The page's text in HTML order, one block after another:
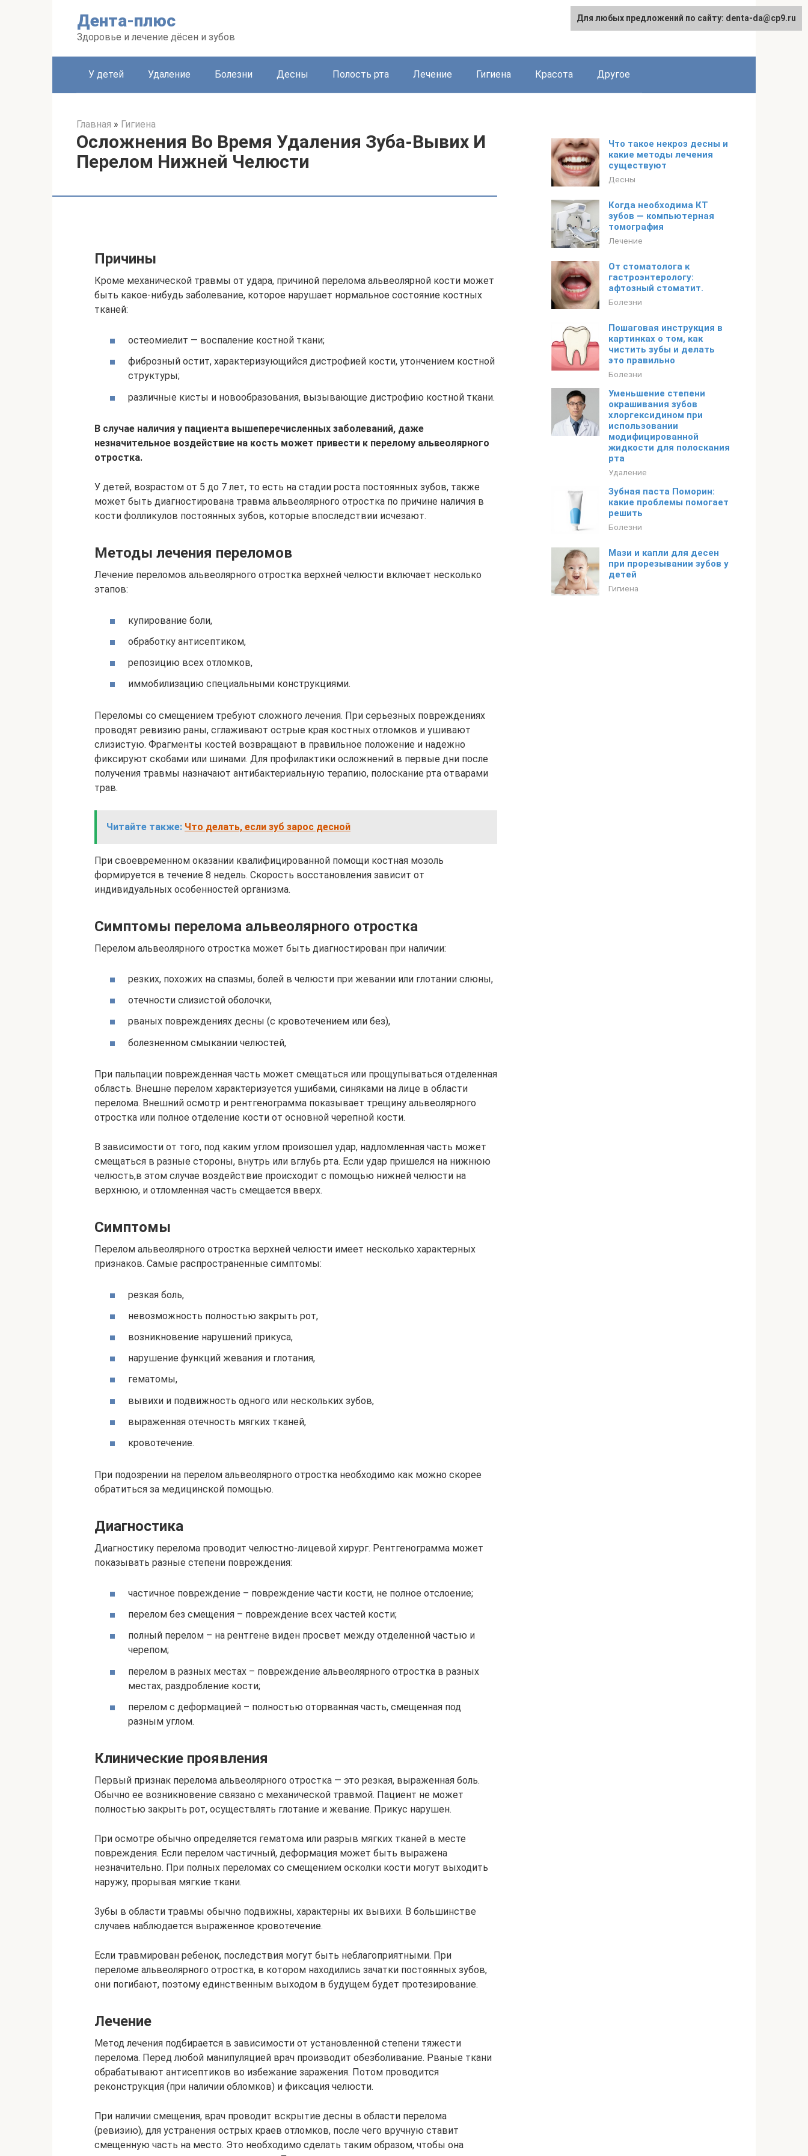
Дента-плюс
Здоровье и лечение дёсен и зубов
У детей Удаление Болезни Десны Полость рта Лечение Гигиена Красота Другое
Главная » Гигиена
Осложнения Во Время Удаления Зуба-Вывих И
Перелом Нижней Челюсти
Причины
Кроме механической травмы от удара, причиной перелома альвеолярной кости может
быть какое-нибудь заболевание, которое нарушает нормальное состояние костных
тканей:
остеомиелит — воспаление костной ткани;
фиброзный остит, характеризующийся дистрофией кости, утончением костной
структуры;
различные кисты и новообразования, вызывающие дистрофию костной ткани.
В случае наличия у пациента вышеперечисленных заболеваний, даже
незначительное воздействие на кость может привести к перелому альвеолярного
отростка.
У детей, возрастом от 5 до 7 лет, то есть на стадии роста постоянных зубов, также
может быть диагностирована травма альвеолярного отростка по причине наличия в
кости фолликулов постоянных зубов, которые впоследствии исчезают.
Методы лечения переломов
Лечение переломов альвеолярного отростка верхней челюсти включает несколько
этапов:
купирование боли,
обработку антисептиком,
репозицию всех отломков,
иммобилизацию специальными конструкциями.
Переломы со смещением требуют сложного лечения. При серьезных повреждениях
проводят ревизию раны, сглаживают острые края костных отломков и ушивают
слизистую. Фрагменты костей возвращают в правильное положение и надежно
фиксируют скобами или шинами. Для профилактики осложнений в первые дни после
получения травмы назначают антибактериальную терапию, полоскание рта отварами
трав.
Читайте также: Что делать, если зуб зарос десной
При своевременном оказании квалифицированной помощи костная мозоль
формируется в течение 8 недель. Скорость восстановления зависит от
индивидуальных особенностей организма.
Симптомы перелома альвеолярного отростка
Перелом альвеолярного отростка может быть диагностирован при наличии:
резких, похожих на спазмы, болей в челюсти при жевании или глотании слюны,
отечности слизистой оболочки,
рваных повреждениях десны (с кровотечением или без),
болезненном смыкании челюстей,
При пальпации поврежденная часть может смещаться или прощупываться отделенная
область. Внешне перелом характеризуется ушибами, синяками на лице в области
перелома. Внешний осмотр и рентгенограмма показывает трещину альвеолярного
отростка или полное отделение кости от основной черепной кости.
В зависимости от того, под каким углом произошел удар, надломленная часть может
смещаться в разные стороны, внутрь или вглубь рта. Если удар пришелся на нижнюю
челюсть,в этом случае воздействие происходит с помощью нижней челюсти на
верхнюю, и отломленная часть смещается вверх.
Симптомы
Перелом альвеолярного отростка верхней челюсти имеет несколько характерных
признаков. Самые распространенные симптомы:
резкая боль,
невозможность полностью закрыть рот,
возникновение нарушений прикуса,
нарушение функций жевания и глотания,
гематомы,
вывихи и подвижность одного или нескольких зубов,
выраженная отечность мягких тканей,
кровотечение.
При подозрении на перелом альвеолярного отростка необходимо как можно скорее
обратиться за медицинской помощью.
Диагностика
Диагностику перелома проводит челюстно-лицевой хирург. Рентгенограмма может
показывать разные степени повреждения:
частичное повреждение – повреждение части кости, не полное отслоение;
перелом без смещения – повреждение всех частей кости;
полный перелом – на рентгене виден просвет между отделенной частью и
черепом;
перелом в разных местах – повреждение альвеолярного отростка в разных
местах, раздробление кости;
перелом с деформацией – полностью оторванная часть, смещенная под
разным углом.
Клинические проявления
Первый признак перелома альвеолярного отростка — это резкая, выраженная боль.
Обычно ее возникновение связано с механической травмой. Пациент не может
полностью закрыть рот, осуществлять глотание и жевание. Прикус нарушен.
При осмотре обычно определяется гематома или разрыв мягких тканей в месте
повреждения. Если перелом частичный, деформация может быть выражена
незначительно. При полных переломах со смещением осколки кости могут выходить
наружу, прорывая мягкие ткани.
Зубы в области травмы обычно подвижны, характерны их вывихи. В большинстве
случаев наблюдается выраженное кровотечение.
Если травмирован ребенок, последствия могут быть неблагоприятными. При
переломе альвеолярного отростка, в котором находились зачатки постоянных зубов,
они погибают, поэтому единственным выходом в будущем будет протезирование.
Лечение
Метод лечения подбирается в зависимости от установленной степени тяжести
перелома. Перед любой манипуляцией врач производит обезболивание. Рваные ткани
обрабатывают антисептиков во избежание заражения. Потом проводится
реконструкция (при наличии обломков) и фиксация челюсти.
При наличии смещения, врач проводит вскрытие десны в области перелома
(ревизию), для устранения острых краев отломков, после чего вручную ставит
смещенную часть на место. Это необходимо сделать таким образом, чтобы она
Что такое некроз десны и
какие методы лечения
существуют
Десны
Когда необходима КТ
зубов — компьютерная
томография
Лечение
От стоматолога к
гастроэнтерологу:
афтозный стоматит.
Болезни
Пошаговая инструкция в
картинках о том, как
чистить зубы и делать
это правильно
Болезни
Уменьшение степени
окрашивания зубов
хлоргексидином при
использовании
модифицированной
жидкости для полоскания
рта
Удаление
Зубная паста Поморин:
какие проблемы помогает
решить
Болезни
Мази и капли для десен
при прорезывании зубов у
детей
Гигиена
Для любых предложений по сайту: denta-da@cp9.ru